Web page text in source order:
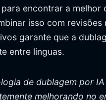
encontrar a melhor
isso com revisões
garante que a
entre línguas.
de dublagem por IA
melhorando no